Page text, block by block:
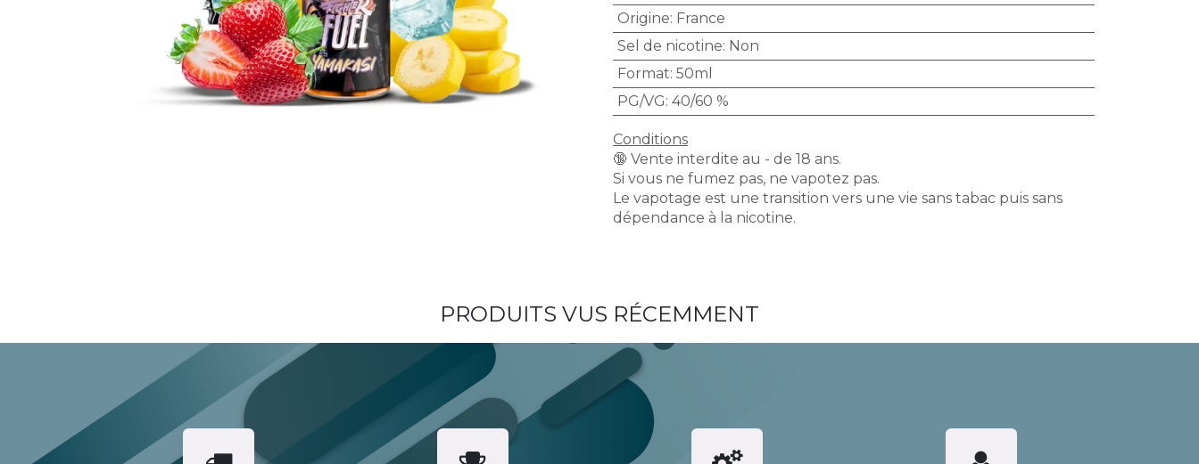
Origine: France
Sel de nicotine: Non
Format: 50ml
PG/VG: 40/60 %
Conditions
🔞 Vente interdite au - de 18 ans.
Si vous ne fumez pas, ne vapotez pas.
Le vapotage est une transition vers une vie sans tabac puis sans
dépendance à la nicotine.
PRODUITS VUS RÉCEMMENT